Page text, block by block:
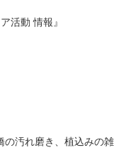
活動 情報』
汚れ磨き、植込みの